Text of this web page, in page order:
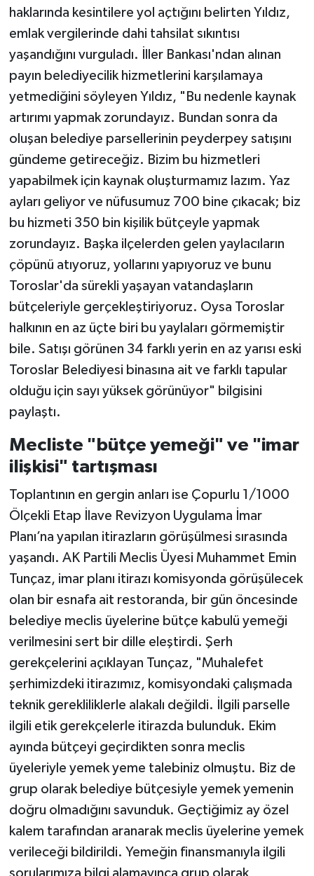
haklarında kesintilere yol açtığını belirten Yıldız,
emlak vergilerinde dahi tahsilat sıkıntısı
yaşandığını vurguladı. İller Bankası'ndan alınan
payın belediyecilik hizmetlerini karşılamaya
yetmediğini söyleyen Yıldız, "Bu nedenle kaynak
artırımı yapmak zorundayız. Bundan sonra da
oluşan belediye parsellerinin peyderpey satışını
gündeme getireceğiz. Bizim bu hizmetleri
yapabilmek için kaynak oluşturmamız lazım. Yaz
ayları geliyor ve nüfusumuz 700 bine çıkacak; biz
bu hizmeti 350 bin kişilik bütçeyle yapmak
zorundayız. Başka ilçelerden gelen yaylacıların
çöpünü atıyoruz, yollarını yapıyoruz ve bunu
Toroslar'da sürekli yaşayan vatandaşların
bütçeleriyle gerçekleştiriyoruz. Oysa Toroslar
halkının en az üçte biri bu yaylaları görmemiştir
bile. Satışı görünen 34 farklı yerin en az yarısı eski
Toroslar Belediyesi binasına ait ve farklı tapular
olduğu için sayı yüksek görünüyor" bilgisini
paylaştı.
Mecliste "bütçe yemeği" ve "imar
ilişkisi" tartışması
Toplantının en gergin anları ise Çopurlu 1/1000
Ölçekli Etap İlave Revizyon Uygulama İmar
Planı’na yapılan itirazların görüşülmesi sırasında
yaşandı. AK Partili Meclis Üyesi Muhammet Emin
Tunçaz, imar planı itirazı komisyonda görüşülecek
olan bir esnafa ait restoranda, bir gün öncesinde
belediye meclis üyelerine bütçe kabulü yemeği
verilmesini sert bir dille eleştirdi. Şerh
gerekçelerini açıklayan Tunçaz, "Muhalefet
şerhimizdeki itirazımız, komisyondaki çalışmada
teknik gerekliliklerle alakalı değildi. İlgili parselle
ilgili etik gerekçelerle itirazda bulunduk. Ekim
ayında bütçeyi geçirdikten sonra meclis
üyeleriyle yemek yeme talebiniz olmuştu. Biz de
grup olarak belediye bütçesiyle yemek yemenin
doğru olmadığını savunduk. Geçtiğimiz ay özel
kalem tarafından aranarak meclis üyelerine yemek
verileceği bildirildi. Yemeğin finansmanıyla ilgili
sorularımıza bilgi alamayınca grup olarak